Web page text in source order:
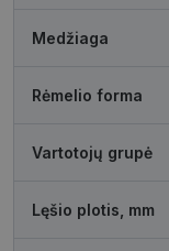
Medžiaga
Rėmelio forma
Vartotojų grupė
Lęšio plotis, mm